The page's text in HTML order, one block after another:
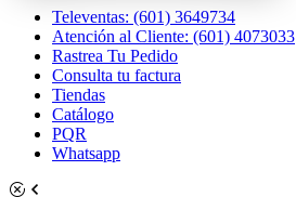
Televentas: (601) 3649734
Atención al Cliente: (601) 4073033
Rastrea Tu Pedido
Consulta tu factura
Tiendas
Catálogo
PQR
Whatsapp